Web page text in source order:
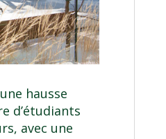
hausse
d’étudiants
avec une